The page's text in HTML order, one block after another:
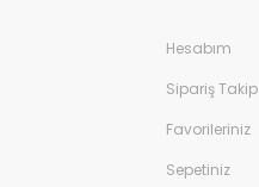
Hesabım
Sipariş Takip
Favorileriniz
Sepetiniz